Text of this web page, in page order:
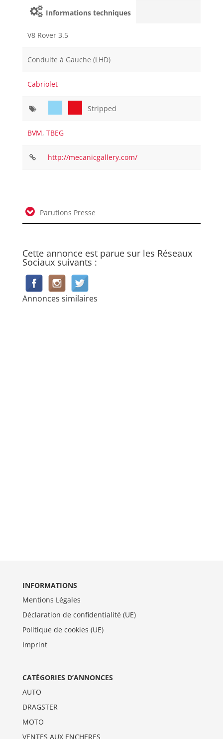
Informations techniques
V8 Rover 3.5
Conduite à Gauche (LHD)
Cabriolet
Stripped
BVM,TBEG
http://mecanicgallery.com/
Parutions Presse
Cette annonce est parue sur les Réseaux
Sociaux suivants :
Annonces similaires
INFORMATIONS
Mentions Légales
Déclaration de confidentialité (UE)
Politique de cookies (UE)
Imprint
CATÉGORIES D’ANNONCES
AUTO
DRAGSTER
MOTO
VENTES AUX ENCHERES